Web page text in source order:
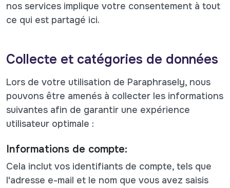
nos services implique votre consentement à tout
ce qui est partagé ici.
Collecte et catégories de données
Lors de votre utilisation de Paraphrasely, nous
pouvons être amenés à collecter les informations
suivantes afin de garantir une expérience
utilisateur optimale :
Informations de compte:
Cela inclut vos identifiants de compte, tels que
l'adresse e-mail et le nom que vous avez saisis